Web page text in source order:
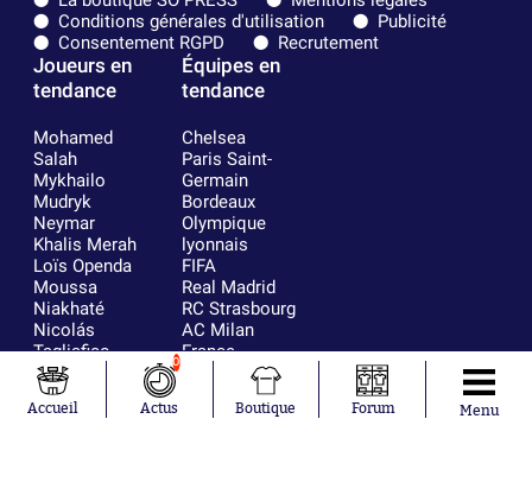
Conditions générales d'utilisation
Publicité
Consentement RGPD
Recrutement
Joueurs en
tendance
Mohamed
Salah
Mykhailo
Mudryk
Neymar
Khalis Merah
Loïs Openda
Moussa
Niakhaté
Nicolás
Tagliafico
Pavel Šulc
Josh Maja
Gauthier Hein
Équipes en
tendance
Chelsea
Paris Saint-
Germain
Bordeaux
Olympique
lyonnais
FIFA
Real Madrid
RC Strasbourg
AC Milan
France
Accueil
0
Actus Boutique Forum Menu